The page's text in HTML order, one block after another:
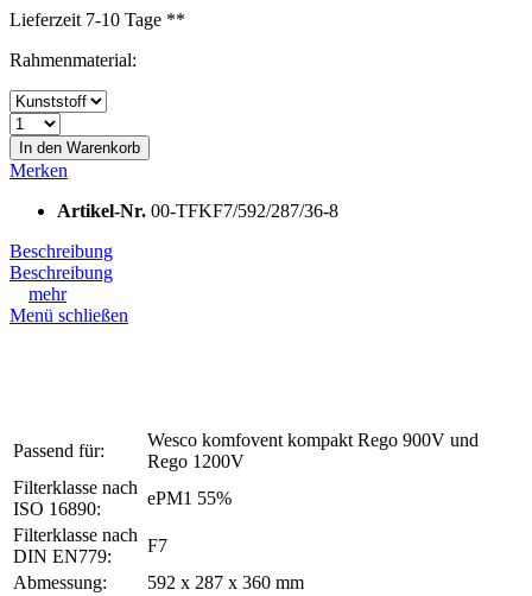
Lieferzeit 7-10 Tage **
Rahmenmaterial:
In den Warenkorb
Merken
Artikel-Nr. 00-TFKF7/592/287/36-8
Beschreibung
Beschreibung
mehr
Menü schließen
Passend für:
Wesco komfovent kompakt Rego 900V und
Rego 1200V
Filterklasse nach
ISO 16890:
ePM1 55%
Filterklasse nach
DIN EN779:
F7
Abmessung:
592 x 287 x 360 mm